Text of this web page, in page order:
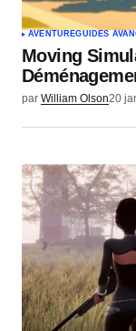
AVENTUREGUIDES
Moving
par William Olson20